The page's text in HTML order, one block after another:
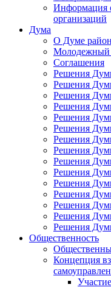
Информация
организаций
Дума
О Думе
Молодежный
Соглашения
Решения
Решения
Решения
Решения
Решения
Решения
Решения
Решения
Решения
Решения
Решения
Решения
Решения
Решения
Решения
Общественность
Концепция